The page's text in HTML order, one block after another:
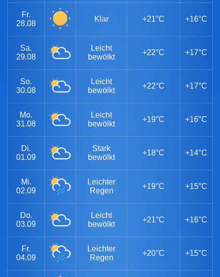
Fr.
28.08
Klar +21°C +16°C
Sa.
29.08
Leicht
bewölkt
+22°C +17°C
So.
30.08
Leicht
bewölkt
+22°C +17°C
Mo.
31.08
Leicht
bewölkt
+19°C +16°C
Di.
01.09
Stark
bewölkt
+18°C +14°C
Mi.
02.09
Leichter
Regen
+19°C +15°C
Do.
03.09
Leicht
bewölkt
+21°C +16°C
Fr.
04.09
Leichter
Regen
+20°C +15°C